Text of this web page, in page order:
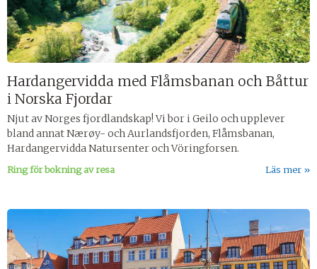
Hardangervidda med Flåmsbanan och Båttur
i Norska Fjordar
Njut av Norges fjordlandskap! Vi bor i Geilo och upplever
bland annat Nærøy- och Aurlandsfjorden, Flåmsbanan,
Hardangervidda Natursenter och Vöringforsen.
Ring för bokning av resa Läs mer